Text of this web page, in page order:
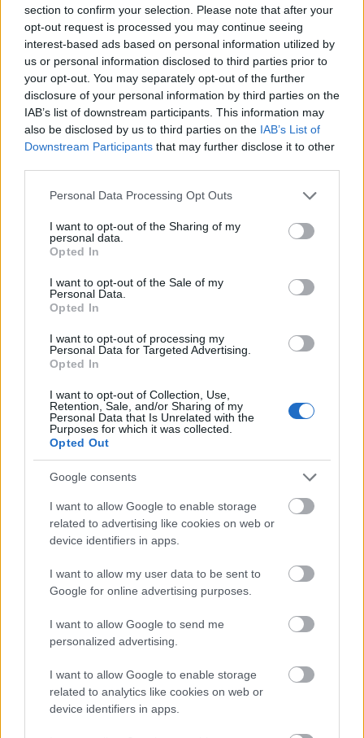
section to confirm your selection. Please note that after your
opt-out request is processed you may continue seeing
interest-based ads based on personal information utilized by
us or personal information disclosed to third parties prior to
your opt-out. You may separately opt-out of the further
disclosure of your personal information by third parties on the
IAB’s list of downstream participants. This information may
also be disclosed by us to third parties on the IAB’s List of
Downstream Participants that may further disclose it to other
Please note that this website/app uses one or more Google
not limited to your visit or usage behaviour. You may click to
grant or deny consent to Google and its third-party tags to
use your data for below specified purposes in below Google
consent section.
Personal Data Processing Opt Outs
I want to opt-out of the Sharing of my
personal data.
Opted In
I want to opt-out of the Sale of my
Personal Data.
Opted In
I want to opt-out of processing my
Personal Data for Targeted Advertising.
Opted In
I want to opt-out of Collection, Use,
Retention, Sale, and/or Sharing of my
Personal Data that Is Unrelated with the
Purposes for which it was collected.
Opted Out
Google consents
I want to allow Google to enable storage
related to advertising like cookies on web or
device identifiers in apps.
I want to allow my user data to be sent to
Google for online advertising purposes.
I want to allow Google to send me
personalized advertising.
I want to allow Google to enable storage
related to analytics like cookies on web or
device identifiers in apps.
Miranda Kerr-Orlando Bloom: Οριστικό τέλος στη
σχέση τους